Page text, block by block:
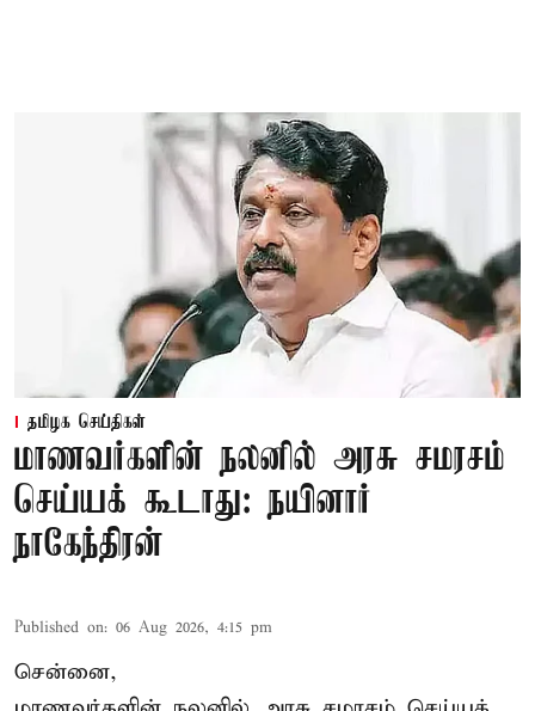
தமிழக செய்திகள்
மாணவர்களின் நலனில் அரசு சமரசம்
செய்யக் கூடாது: நயினார்
நாகேந்திரன்
Published on: 06 Aug 2026, 4:15 pm
சென்னை,